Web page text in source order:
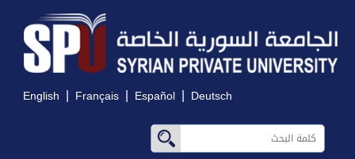
English | Français | Español | Deutsch